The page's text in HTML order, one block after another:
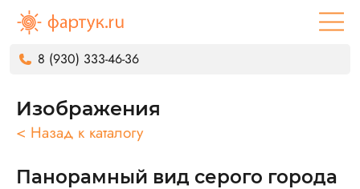
8 (930) 333-46-36
Изображения
< Назад к каталогу
Панорамный вид серого города